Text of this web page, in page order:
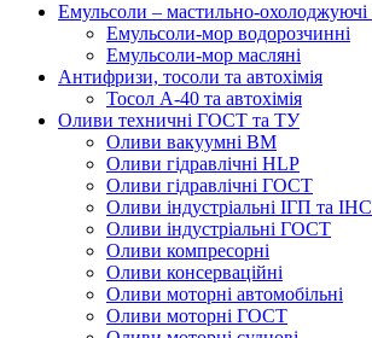
Емульсоли – мастильно-
Емульсоли-мор водорозчинні
Емульсоли-мор масляні
Антифризи, тосоли та автохімія
Тосол А-40 та автохімія
Оливи техничні ГОСТ та ТУ
Оливи вакуумні ВМ
Оливи гідравлічні HLP
Оливи гідравлічні ГОСТ
Оливи індустріальні ІГП та
Оливи індустріальні ГОСТ
Оливи компресорні
Оливи консерваційні
Оливи моторні автомобільні
Оливи моторні ГОСТ